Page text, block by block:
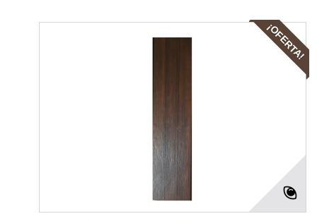
¡OFERTA!